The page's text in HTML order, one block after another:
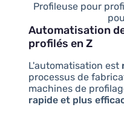
Profileuse pour
Automatisation
profilés en Z
L'automatisation est
processus de
machines de
rapide et plus